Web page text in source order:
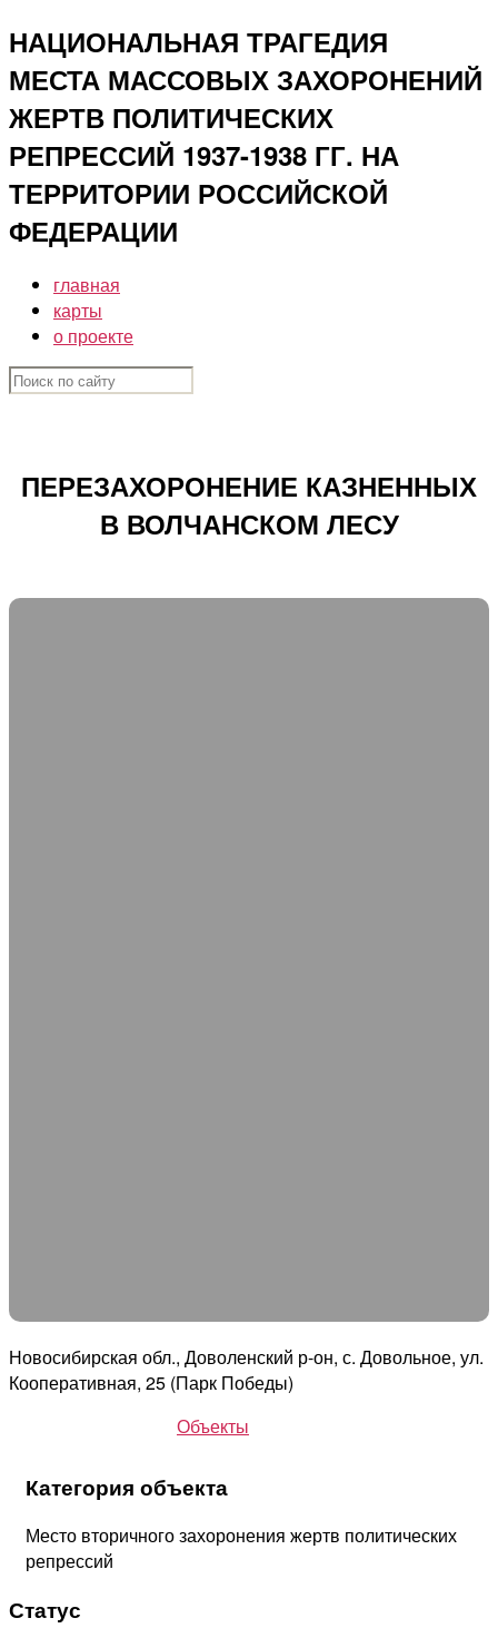
Перейти
к
содержимому
НАЦИОНАЛЬНАЯ ТРАГЕДИЯ
МЕСТА МАССОВЫХ ЗАХОРОНЕНИЙ
ЖЕРТВ ПОЛИТИЧЕСКИХ
РЕПРЕССИЙ 1937-1938 ГГ. НА
ТЕРРИТОРИИ РОССИЙСКОЙ
ФЕДЕРАЦИИ
главная
карты
о проекте
ПЕРЕЗАХОРОНЕНИЕ КАЗНЕННЫХ
В ВОЛЧАНСКОМ ЛЕСУ
Новосибирская обл., Доволенский р-он, с. Довольное, ул.
Кооперативная, 25 (Парк Победы)
Объекты
Категория объекта
Место вторичного захоронения жертв политических
репрессий
Статус